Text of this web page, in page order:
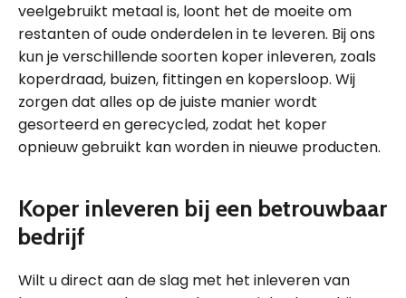
veelgebruikt metaal is, loont het de moeite om
restanten of oude onderdelen in te leveren. Bij ons
kun je verschillende soorten koper inleveren, zoals
koperdraad, buizen, fittingen en kopersloop. Wij
zorgen dat alles op de juiste manier wordt
gesorteerd en gerecycled, zodat het koper
opnieuw gebruikt kan worden in nieuwe producten.
Koper inleveren bij een betrouwbaar
bedrijf
Wilt u direct aan de slag met het inleveren van